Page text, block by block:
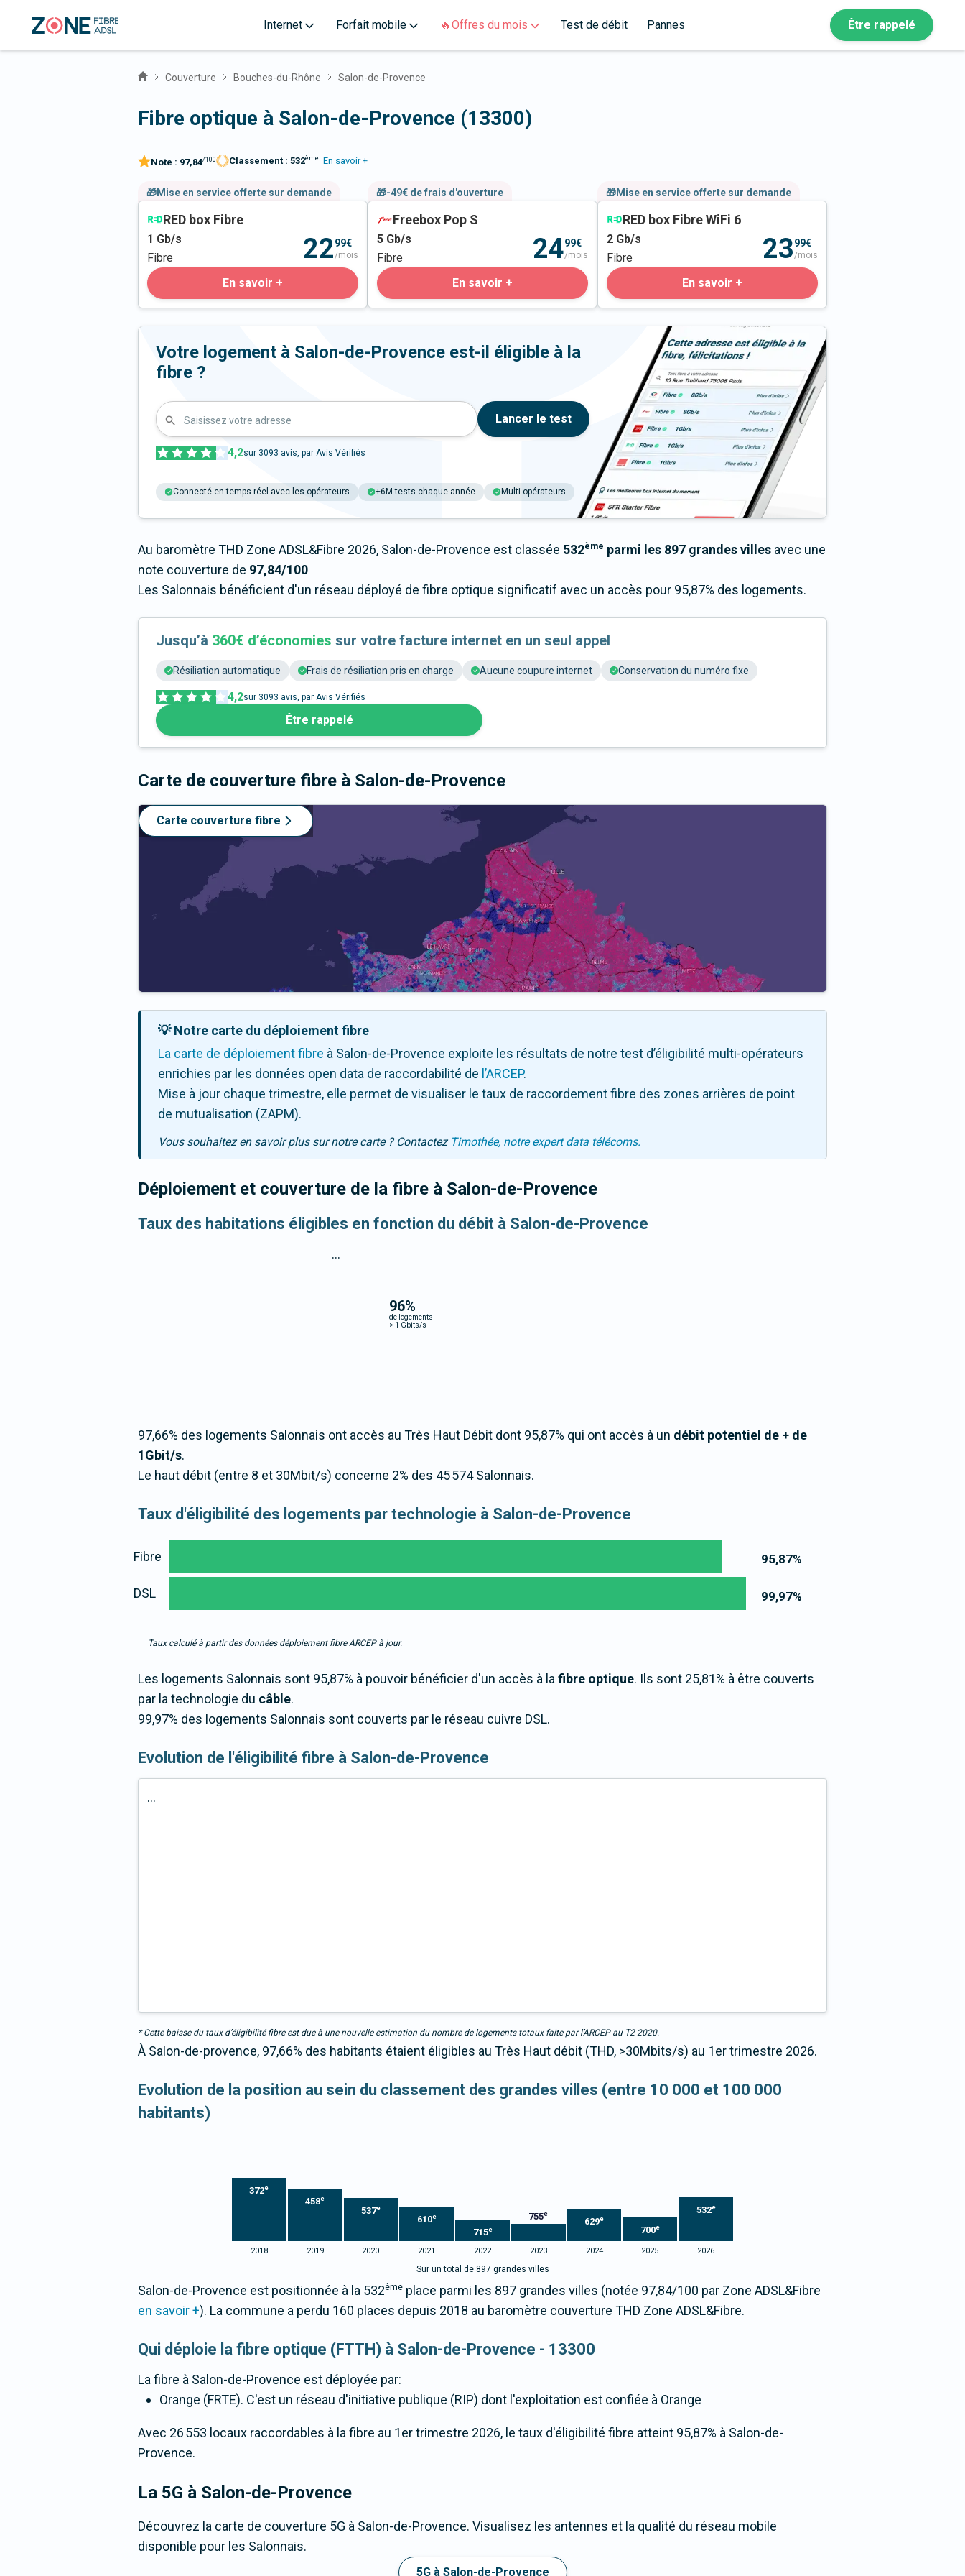
Internet Forfait mobile 🔥Offres du mois Test de débit Pannes Être rappelé
Couverture Bouches-du-Rhône Salon-de-Provence
Fibre optique à Salon-de-Provence (13300)
Note : 97,84/100 Classement : 532ème En savoir +
🎁Mise en service offerte sur demande
RED box Fibre
1 Gb/s
Fibre
2299€
/mois
En savoir +
🎁-49€ de frais d'ouverture
Freebox Pop S
5 Gb/s
Fibre
2499€
/mois
En savoir +
🎁Mise en service offerte sur demande
RED box Fibre WiFi 6
2 Gb/s
Fibre
2399€
/mois
En savoir +
Votre logement à Salon-de-Provence est-il éligible à la
fibre ?
Saisissez votre adresse Lancer le test
4,2sur 3093 avis, par Avis Vérifiés
Connecté en temps réel avec les opérateurs +6M tests chaque année Multi-opérateurs
Au baromètre THD Zone ADSL&Fibre 2026, Salon-de-Provence est classée 532ème parmi les 897 grandes villes avec une
note couverture de 97,84/100
Les Salonnais bénéficient d'un réseau déployé de fibre optique significatif avec un accès pour 95,87% des logements.
Jusqu’à 360€ d’économies sur votre facture internet en un seul appel
Résiliation automatique Frais de résiliation pris en charge Aucune coupure internet Conservation du numéro fixe
4,2sur 3093 avis, par Avis Vérifiés
Être rappelé
Carte de couverture fibre à Salon-de-Provence
Carte couverture fibre
💡 Notre carte du déploiement fibre
La carte de déploiement fibre à Salon-de-Provence exploite les résultats de notre test d’éligibilité multi-opérateurs
enrichies par les données open data de raccordabilité de l’ARCEP.
Mise à jour chaque trimestre, elle permet de visualiser le taux de raccordement fibre des zones arrières de point
de mutualisation (ZAPM).
Vous souhaitez en savoir plus sur notre carte ? Contactez Timothée, notre expert data télécoms.
Déploiement et couverture de la fibre à Salon-de-Provence
Taux des habitations éligibles en fonction du débit à Salon-de-Provence
96%
de logements
> 1 Gbits/s
...
97,66% des logements Salonnais ont accès au Très Haut Débit dont 95,87% qui ont accès à un débit potentiel de + de
1Gbit/s.
Le haut débit (entre 8 et 30Mbit/s) concerne 2% des 45 574 Salonnais.
Taux d'éligibilité des logements par technologie à Salon-de-Provence
95,87%
99,97%
Fibre
DSL
Taux calculé à partir des données déploiement fibre ARCEP à jour.
Les logements Salonnais sont 95,87% à pouvoir bénéficier d'un accès à lafibre optique. Ils sont 25,81% à être couverts
par la technologie du câble.
99,97% des logements Salonnais sont couverts par le réseau cuivre DSL.
Evolution de l'éligibilité fibre à Salon-de-Provence
...
* Cette baisse du taux d’éligibilité fibre est due à une nouvelle estimation du nombre de logements totaux faite par l’ARCEP au T2 2020.
À Salon-de-provence, 97,66% des habitants étaient éligibles au Très Haut débit (THD, >30Mbits/s) au 1er trimestre 2026.
Evolution de la position au sein du classement des grandes villes (entre 10 000 et 100 000
habitants)
372e
458e
537e
610e
715e
755e
629e
700e
532e
2018 2019 2020 2021 2022 2023 2024 2025 2026
Sur un total de 897 grandes villes
Salon-de-Provence est positionnée à la 532ème place parmi les 897 grandes villes (notée 97,84/100 par Zone ADSL&Fibre
en savoir +). La commune a perdu 160 places depuis 2018 au baromètre couverture THD Zone ADSL&Fibre.
Qui déploie la fibre optique (FTTH) à Salon-de-Provence - 13300
La fibre à Salon-de-Provence est déployée par:
Orange (FRTE). C'est un réseau d'initiative publique (RIP) dont l'exploitation est confiée à Orange
Avec 26 553 locaux raccordables à la fibre au 1er trimestre 2026, le taux d'éligibilité fibre atteint 95,87% à Salon-de-
Provence.
La 5G à Salon-de-Provence
Découvrez la carte de couverture 5G à Salon-de-Provence. Visualisez les antennes et la qualité du réseau mobile
disponible pour les Salonnais.
5G à Salon-de-Provence